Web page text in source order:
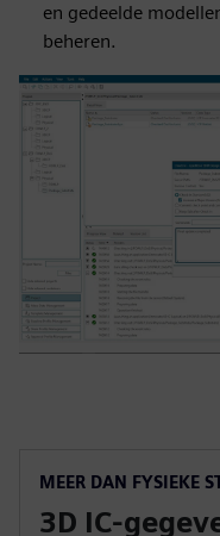
en gedeelde
beheren.
MEER DAN FYSIEKE
3D IC-